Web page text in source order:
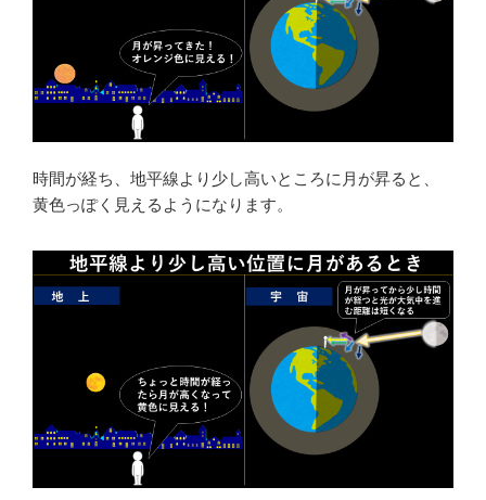
時間が経ち、地平線より少し高いところに月が昇ると、
黄色っぽく見えるようになります。